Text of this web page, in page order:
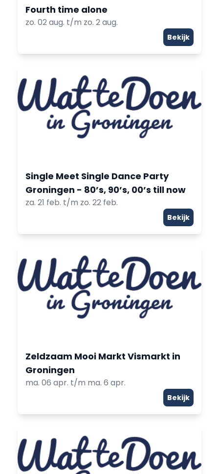
Fourth time alone
zo. 02 aug. t/m zo. 2 aug.
Bekijk
Single Meet Single Dance Party
Groningen - 80’s, 90’s, 00’s till now
za. 21 feb. t/m zo. 22 feb.
Bekijk
Zeldzaam Mooi Markt Vismarkt in
Groningen
ma. 06 apr. t/m ma. 6 apr.
Bekijk